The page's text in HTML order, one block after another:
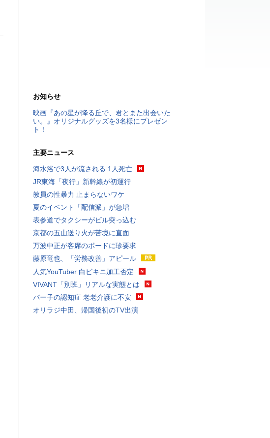
お知らせ
映画『あの星が降る丘で、君とまた出会いた
い。』オリジナルグッズを3名様にプレゼン
ト！
主要ニュース
海水浴で3人が流される 1人死亡
JR東海「夜行」新幹線が初運行
教員の性暴力 止まらないワケ
夏のイベント「配信派」が急増
表参道でタクシーがビル突っ込む
京都の五山送り火が苦境に直面
万波中正が客席のボードに珍要求
藤原竜也、「労務改善」アピール
人気YouTuber 白ビキニ加工否定
VIVANT「別班」リアルな実態とは
パー子の認知症 老老介護に不安
オリラジ中田、帰国後初のTV出演